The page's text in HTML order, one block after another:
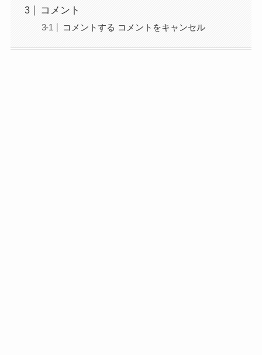
コメント
コメントする コメントをキャンセル